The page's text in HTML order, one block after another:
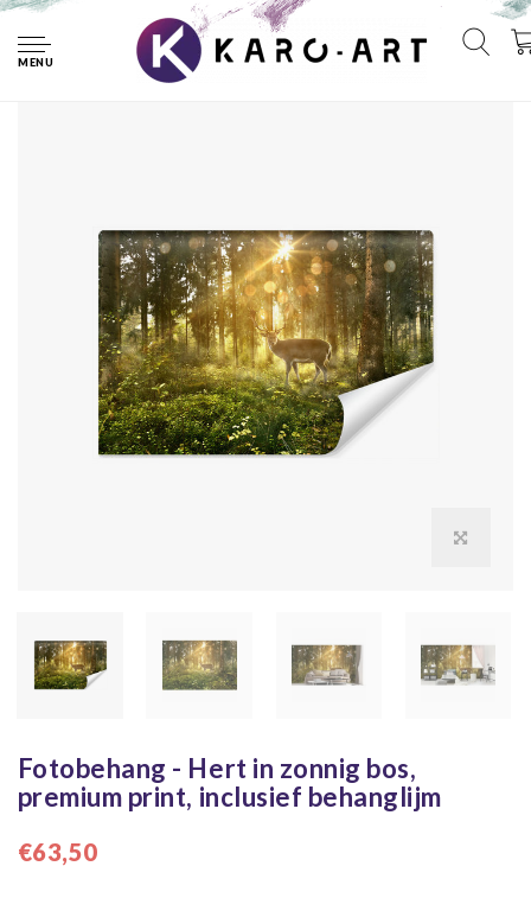
MENU
Fotobehang - Hert in zonnig bos, premium print, inclusief
behanglijm
Fotobehang - Hert in zonnig bos,
premium print, inclusief behanglijm
€63,50